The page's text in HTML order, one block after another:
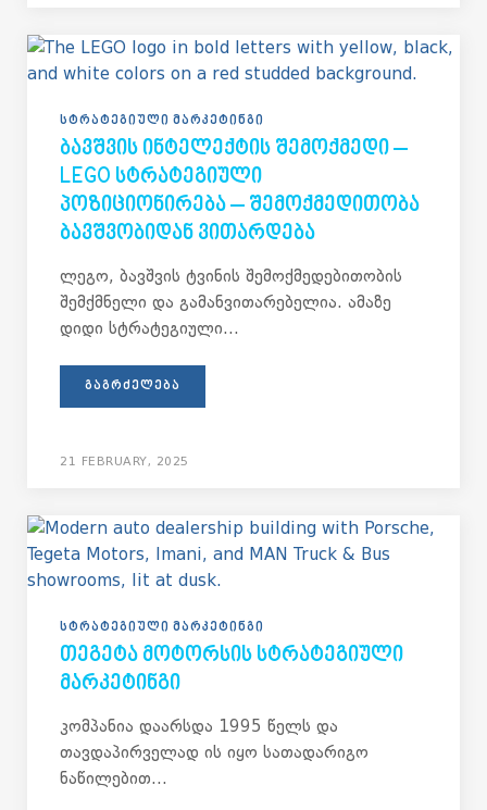
ᲡᲢᲠᲐᲢᲔᲒᲘᲣᲚᲘ ᲛᲐᲠᲙᲔᲢᲘᲜᲒᲘ
ᲑᲐᲕᲨᲕᲘᲡ ᲘᲜᲢᲔᲚᲔᲥᲢᲘᲡ ᲨᲔᲛᲝᲥᲛᲔᲓᲘ –
LEGO ᲡᲢᲠᲐᲢᲔᲒᲘᲣᲚᲘ
ᲞᲝᲖᲘᲪᲘᲝᲜᲘᲠᲔᲑᲐ – ᲨᲔᲛᲝᲥᲛᲔᲓᲘᲗᲝᲑᲐ
ᲑᲐᲕᲨᲕᲝᲑᲘᲓᲐᲜ ᲕᲘᲗᲐᲠᲓᲔᲑᲐ
ლეგო, ბავშვის ტვინის შემოქმედებითობის
შემქმნელი და გამანვითარებელია. ამაზე
დიდი სტრატეგიული...
ᲒᲐᲒᲠᲫᲔᲚᲔᲑᲐ
21 FEBRUARY, 2025
ᲡᲢᲠᲐᲢᲔᲒᲘᲣᲚᲘ ᲛᲐᲠᲙᲔᲢᲘᲜᲒᲘ
ᲗᲔᲒᲔᲢᲐ ᲛᲝᲢᲝᲠᲡᲘᲡ ᲡᲢᲠᲐᲢᲔᲒᲘᲣᲚᲘ
ᲛᲐᲠᲙᲔᲢᲘᲜᲒᲘ
კომპანია დაარსდა 1995 წელს და
თავდაპირველად ის იყო სათადარიგო
ნაწილებით...